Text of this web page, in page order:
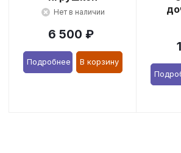
Нет в наличии
6 500 ₽
Подробнее В корзину